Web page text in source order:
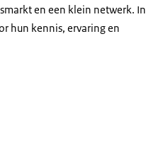
en een klein netwerk. In
hun kennis, ervaring en